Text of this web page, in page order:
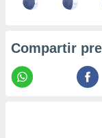
Compartir